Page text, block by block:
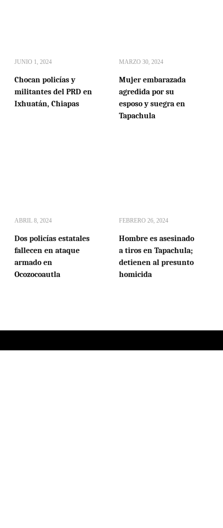
JUNIO 1, 2024
Chocan policías y
militantes del PRD en
Ixhuatán, Chiapas
MARZO 30, 2024
Mujer embarazada
agredida por su
esposo y suegra en
Tapachula
ABRIL 8, 2024
Dos policías estatales
fallecen en ataque
armado en
Ocozocoautla
FEBRERO 26, 2024
Hombre es asesinado
a tiros en Tapachula;
detienen al presunto
homicida